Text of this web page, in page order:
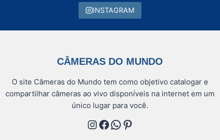
INSTAGRAM
CÂMERAS DO MUNDO
O site Câmeras do Mundo tem como objetivo catalogar e
compartilhar câmeras ao vivo disponíveis na internet em um
único lugar para você.
Instagram
Facebook
WhatsApp
Pinterest